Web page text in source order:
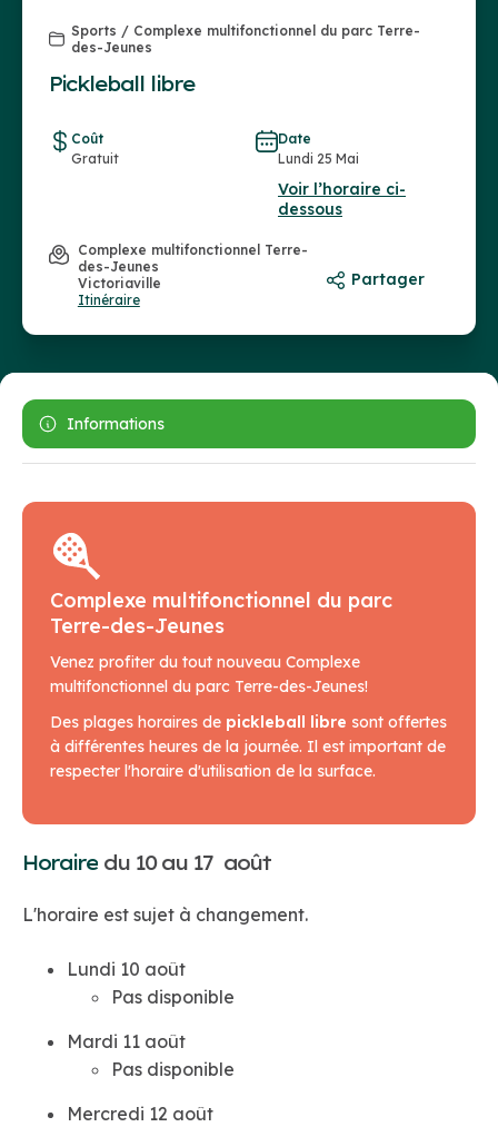
Sports / Complexe multifonctionnel du parc Terre-
des-Jeunes
Pickleball libre
Coût
Gratuit
Date
Lundi 25 Mai
Voir l’horaire ci-
dessous
Complexe multifonctionnel Terre-
des-Jeunes
Victoriaville
Itinéraire
Partager
Informations
Complexe multifonctionnel du parc
Terre-des-Jeunes
Venez profiter du tout nouveau Complexe
multifonctionnel du parc Terre-des-Jeunes!
Des plages horaires de pickleball libre sont offertes
à différentes heures de la journée. Il est important de
respecter l'horaire d'utilisation de la surface.
Horaire du 10 au 17 août
L'horaire est sujet à changement.
Lundi 10 août
Pas disponible
Mardi 11 août
Pas disponible
Mercredi 12 août